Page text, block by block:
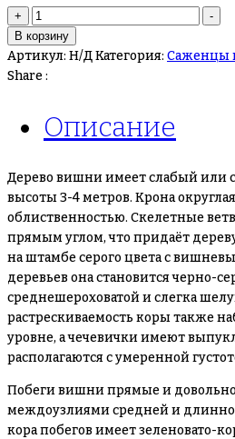
+
Количество
товара
Вишня
Калитвянка
-
В корзину
Артикул: Н/ДКатегория: Саженцы
Share :
Описание
Дерево вишни имеет слабый или
высоты 3-4 метров. Крона
облиственностью. Скелетные
прямым углом, что придаёт
на штамбе серого цвета с
деревьев она становится черно-
среднешероховатой и слегка
растрескиваемость коры также
уровне, а чечевички имеют
располагаются с умеренной
Побеги вишни прямые и довольно
междоузлиями средней и
кора побегов имеет зеленовато-